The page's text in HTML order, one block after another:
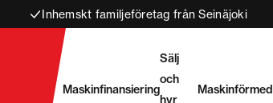
Inhemskt familjeföretag från Seinäjoki
Maskinfinansiering
Sälj
och
hyr